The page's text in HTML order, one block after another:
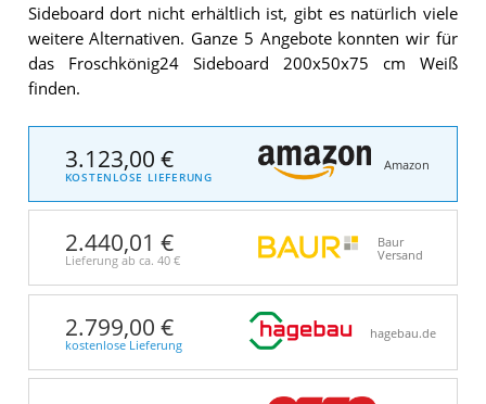
Sideboard dort nicht erhältlich ist, gibt es natürlich viele
weitere Alternativen. Ganze 5 Angebote konnten wir für
das Froschkönig24 Sideboard 200x50x75 cm Weiß
finden.
3.123,00 €
KOSTENLOSE LIEFERUNG
Amazon
2.440,01 €
Lieferung ab ca. 40 €
Baur
Versand
2.799,00 €
kostenlose Lieferung
hagebau.de